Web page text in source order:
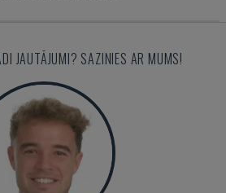
JAUTĀJUMI? SAZINIES AR MUMS!